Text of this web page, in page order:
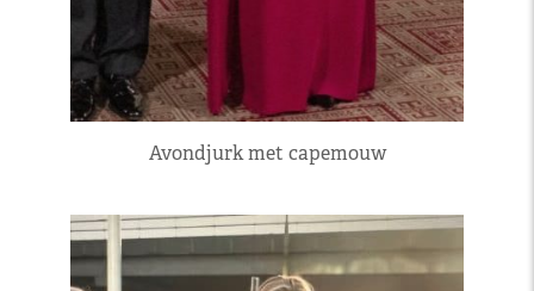
Avondjurk met capemouw